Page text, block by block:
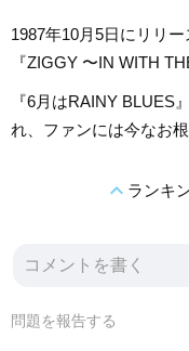
1987年10月5日にリリ
『ZIGGY 〜IN WITH
『6月はRAINY BLUES
れ、ファンには今なお
expand_lessランキ
問題を報告する